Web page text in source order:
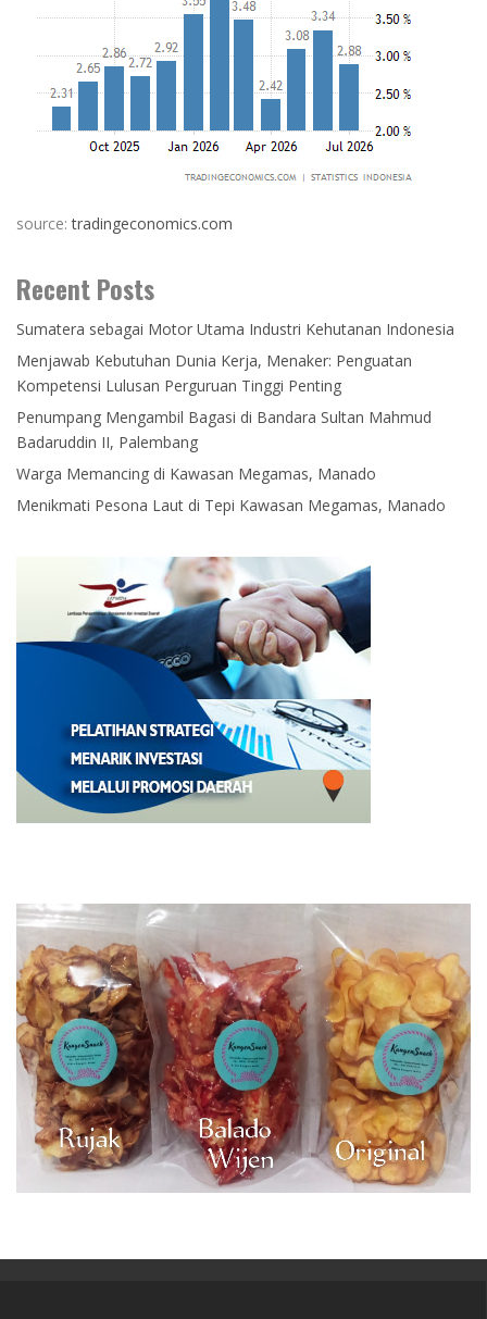
source:tradingeconomics.com
Recent Posts
Sumatera sebagai Motor Utama Industri Kehutanan Indonesia
Menjawab Kebutuhan Dunia Kerja, Menaker: Penguatan
Kompetensi Lulusan Perguruan Tinggi Penting
Penumpang Mengambil Bagasi di Bandara Sultan Mahmud
Badaruddin II, Palembang
Warga Memancing di Kawasan Megamas, Manado
Menikmati Pesona Laut di Tepi Kawasan Megamas, Manado